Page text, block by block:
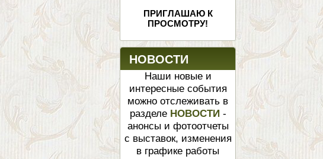
ПРИГЛАШАЮ К
ПРОСМОТРУ!
НОВОСТИ
Наши новые и
интересные события
можно отслеживать в
разделе НОВОСТИ -
анонсы и фотоотчеты
с выставок, изменения
в графике работы